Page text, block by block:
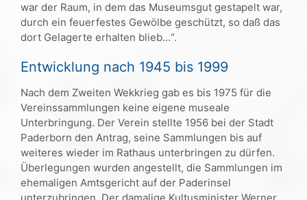
war der Raum, in dem das Museumsgut gestapelt war,
durch ein feuerfestes Gewölbe geschützt, so daß das
dort Gelagerte erhalten blieb…“.
Entwicklung nach 1945 bis 1999
Nach dem Zweiten Wekkrieg gab es bis 1975 für die
Vereinssammlungen keine eigene museale
Unterbringung. Der Verein stellte 1956 bei der Stadt
Paderborn den Antrag, seine Sammlungen bis auf
weiteres wieder im Rathaus unterbringen zu dürfen.
Überlegungen wurden angestellt, die Sammlungen im
ehemaligen Amtsgericht auf der Paderinsel